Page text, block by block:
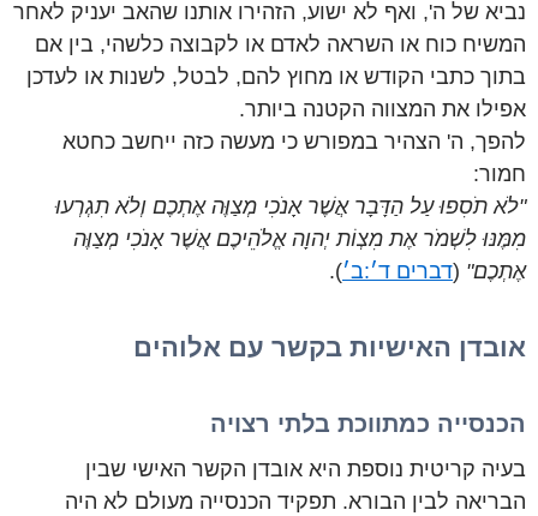
נביא של ה', ואף לא ישוע, הזהירו אותנו שהאב יעניק לאחר
המשיח כוח או השראה לאדם או לקבוצה כלשהי, בין אם
בתוך כתבי הקודש או מחוץ להם, לבטל, לשנות או לעדכן
אפילו את המצווה הקטנה ביותר.
להפך, ה' הצהיר במפורש כי מעשה כזה ייחשב כחטא
חמור:
"לֹא תֹסִפוּ עַל הַדָּבָר אֲשֶׁר אָנֹכִי מְצַוֶּה אֶתְכֶם וְלֹא תִגְרְעוּ
מִמֶּנּוּ לִשְׁמֹר אֶת מִצְוֹת יְהוָה אֱלֹהֵיכֶם אֲשֶׁר אָנֹכִי מְצַוֶּה
אֶתְכֶם" (דברים ד׳:ב׳).
אובדן האישיות בקשר עם אלוהים
הכנסייה כמתווכת בלתי רצויה
בעיה קריטית נוספת היא אובדן הקשר האישי שבין
הבריאה לבין הבורא. תפקיד הכנסייה מעולם לא היה